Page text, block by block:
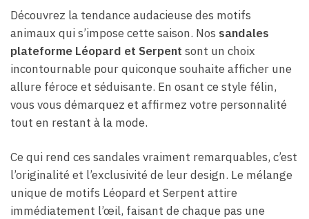
Découvrez la tendance audacieuse des motifs
animaux qui s’impose cette saison. Nos sandales
plateforme Léopard et Serpent sont un choix
incontournable pour quiconque souhaite afficher une
allure féroce et séduisante. En osant ce style félin,
vous vous démarquez et affirmez votre personnalité
tout en restant à la mode.
Ce qui rend ces sandales vraiment remarquables, c’est
l’originalité et l’exclusivité de leur design. Le mélange
unique de motifs Léopard et Serpent attire
immédiatement l’œil, faisant de chaque pas une